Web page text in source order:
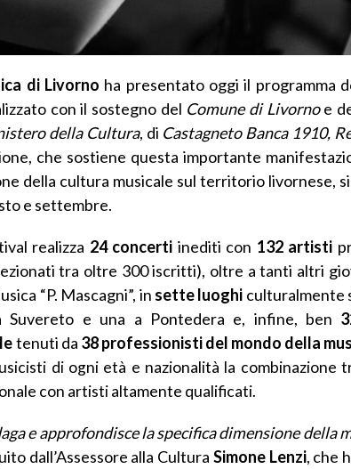
di Livorno ha presentato oggi il programma
con il sostegno del Comune di Livornoe
della Cultura, di Castagneto Banca 1910,
che sostiene questa importante
della cultura musicale sul territorio livornese,
e settembre.
realizza 24 concerti inediti con 132 artisti
tra oltre 300 iscritti), oltre a tanti altri
“P. Mascagni”, in sette luoghi culturalmente
e una a Pontedera e, infine, ben
tenuti da 38 professionisti del mondo della
di ogni età e nazionalità la combinazione
con artisti altamente qualificati.
e approfondisce la specifica dimensione della
dall’Assessore alla Cultura Simone Lenzi, che